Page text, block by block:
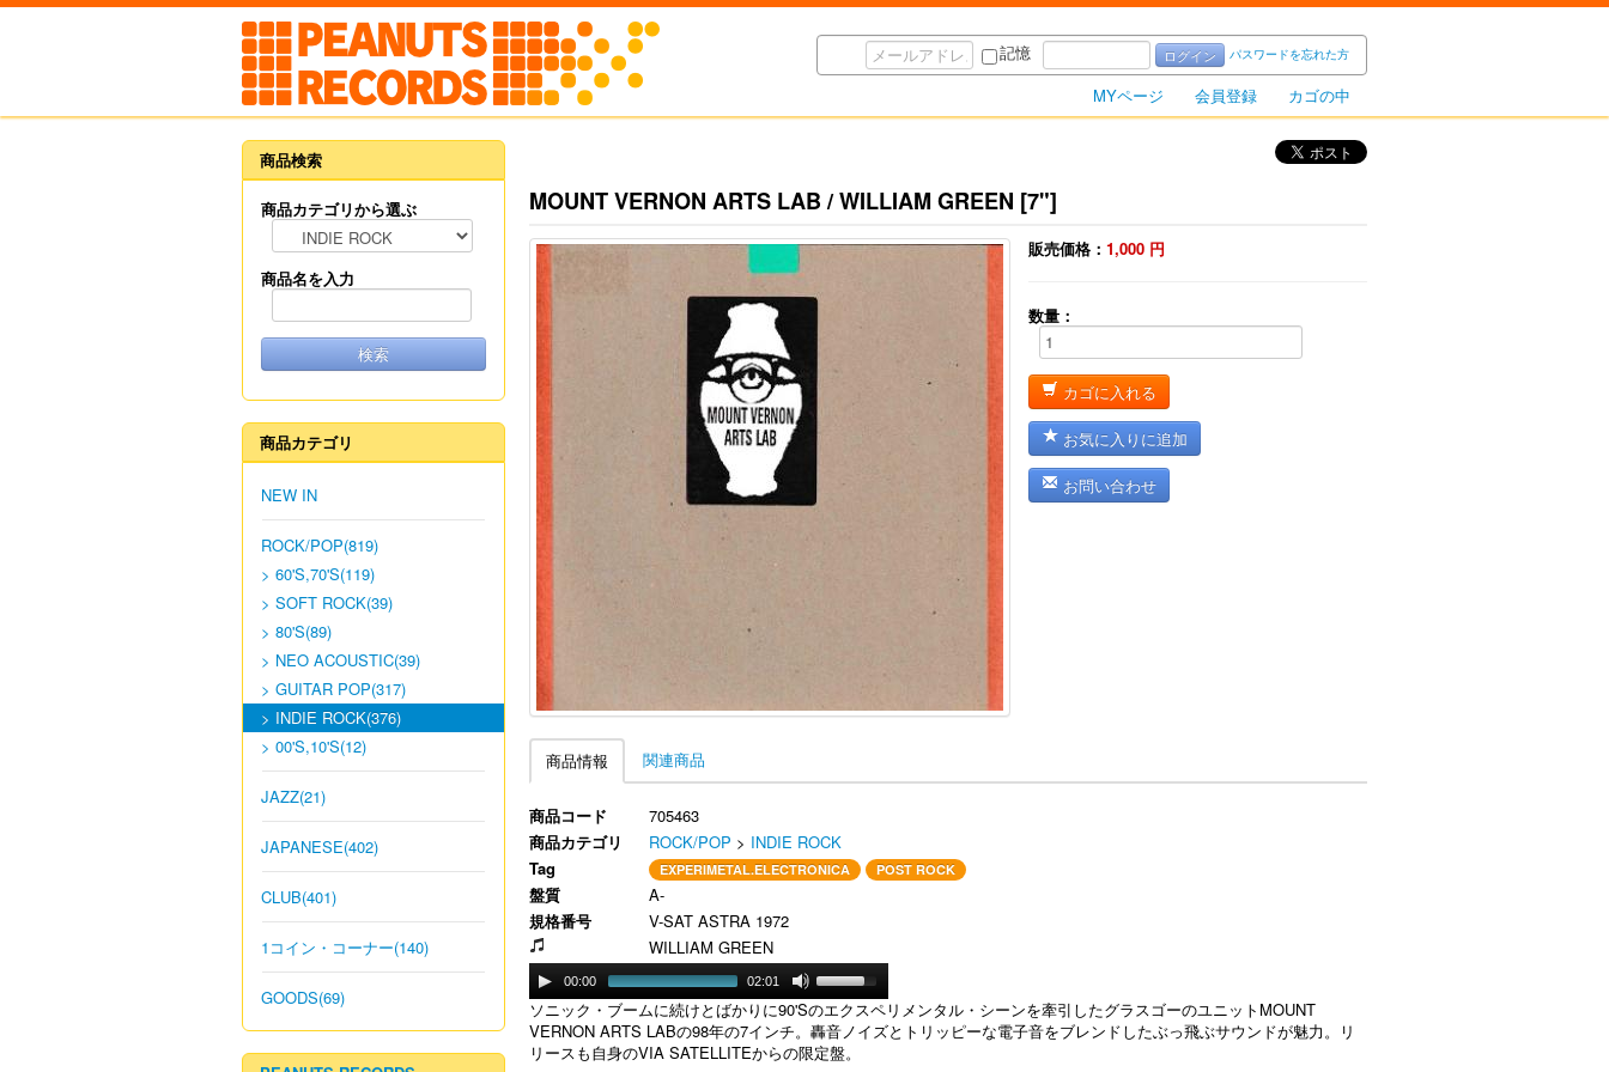
記憶 ログイン パスワードを忘れた方
MYページ 会員登録 カゴの中
商品検索
商品カテゴリから選ぶ
商品名を入力
検索
商品カテゴリ
NEW IN
ROCK/POP(819)
> 60'S,70'S(119)
> SOFT ROCK(39)
> 80'S(89)
> NEO ACOUSTIC(39)
> GUITAR POP(317)
> INDIE ROCK(376)
> 00'S,10'S(12)
JAZZ(21)
JAPANESE(402)
CLUB(401)
1コイン・コーナー(140)
GOODS(69)
MOUNT VERNON ARTS LAB / WILLIAM GREEN [7"]
販売価格：1,000 円
数量：
カゴに入れる
お気に入りに追加
お問い合わせ
商品情報 関連商品
商品コード
705463
商品カテゴリ
ROCK/POP > INDIE ROCK
Tag
EXPERIMETAL.ELECTRONICA POST ROCK
盤質
A-
規格番号
V-SAT ASTRA 1972
WILLIAM GREEN
00:00 02:01
ソニック・ブームに続けとばかりに90'Sのエクスペリメンタル・シーンを牽引したグラスゴーのユニットMOUNT
VERNON ARTS LABの98年の7インチ。轟音ノイズとトリッピーな電子音をブレンドしたぶっ飛ぶサウンドが魅力。リ
リースも自身のVIA SATELLITEからの限定盤。